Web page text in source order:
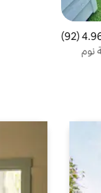
4.96 من 5، 92 مراجعات4.96
نوم